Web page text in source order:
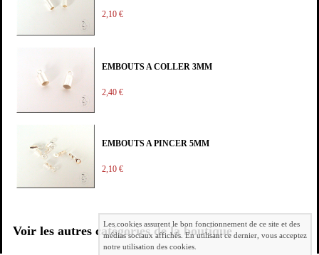
2,10 €
EMBOUTS A COLLER 3MM
2,40 €
EMBOUTS A PINCER 5MM
2,10 €
Voir les autres catégories de la boutique
Les cookies assurent le bon fonctionnement de ce site et des
médias sociaux affichés. En utilisant ce dernier, vous acceptez
notre utilisation des cookies.